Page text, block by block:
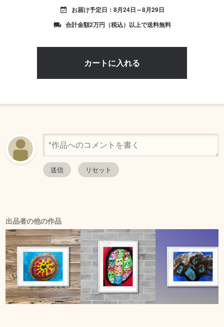
event_available お届け予定日：8月24日～8月29日
local_shipping 合計金額2万円（税込）以上で送料無料
出品者の他の作品